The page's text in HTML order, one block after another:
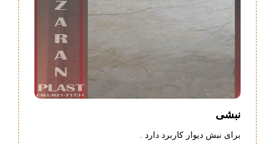
نبشی
برای نبش دیوار کاربرد دارد .